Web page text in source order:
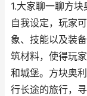
1.大家聊一聊方
自我设定，玩家
象、技能以及装
筑材料，使得玩
和城堡。方块奥
行长途的旅行，